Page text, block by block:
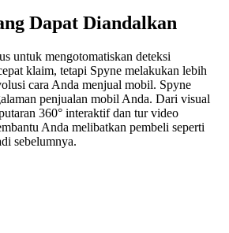
Dapat Diandalkan
untuk mengotomatiskan deteksi
klaim, tetapi Spyne melakukan lebih
cara Anda menjual mobil. Spyne
penjualan mobil Anda. Dari visual
360° interaktif dan tur video
Anda melibatkan pembeli seperti
sebelumnya.